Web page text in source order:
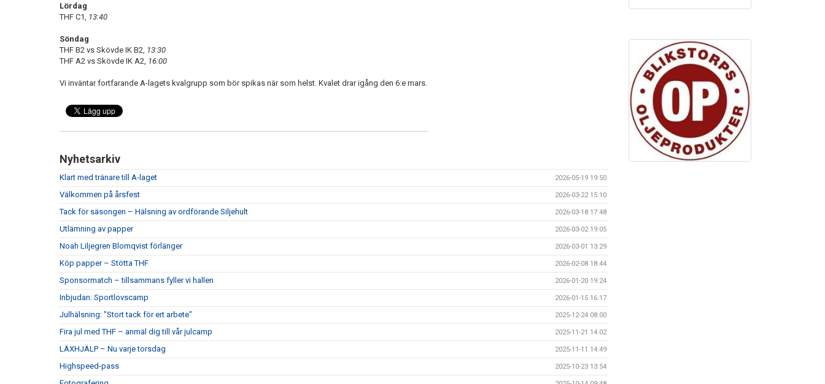
Lördag
THF C1, 13:40
Söndag
THF B2 vs Skövde IK B2, 13:30
THF A2 vs Skövde IK A2, 16:00
Vi inväntar fortfarande A-lagets kvalgrupp som bör spikas när som helst. Kvalet drar igång den 6:e mars.
Nyhetsarkiv
Klart med tränare till A-laget 2026-05-19 19:50
Välkommen på årsfest 2026-03-22 15:10
Tack för säsongen – Hälsning av ordförande Siljehult 2026-03-18 17:48
Utlämning av papper 2026-03-02 19:05
Noah Liljegren Blomqvist förlänger 2026-03-01 13:29
Köp papper – Stötta THF 2026-02-08 18:44
Sponsormatch – tillsammans fyller vi hallen 2026-01-20 19:24
Inbjudan: Sportlovscamp 2026-01-15 16:17
Julhälsning: "Stort tack för ert arbete" 2025-12-24 08:00
Fira jul med THF – anmäl dig till vår julcamp 2025-11-21 14:02
LÄXHJÄLP – Nu varje torsdag 2025-11-11 14:49
Highspeed-pass 2025-10-23 13:54